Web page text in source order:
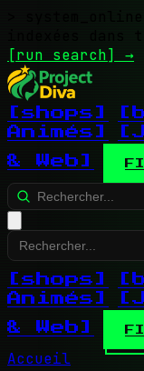
indexées dans
[run search] →
[shops]
Animés]
& Web]
[shops]
Animés]
& Web]
Accueil